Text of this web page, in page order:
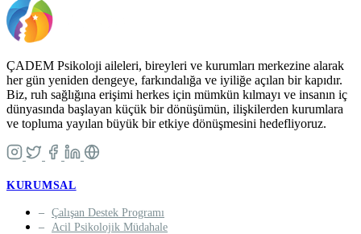
ÇADEM Psikoloji aileleri, bireyleri ve kurumları merkezine alarak
her gün yeniden dengeye, farkındalığa ve iyiliğe açılan bir kapıdır.
Biz, ruh sağlığına erişimi herkes için mümkün kılmayı ve insanın iç
dünyasında başlayan küçük bir dönüşümün, ilişkilerden kurumlara
ve topluma yayılan büyük bir etkiye dönüşmesini hedefliyoruz.
KURUMSAL
Çalışan Destek Programı
Acil Psikolojik Müdahale